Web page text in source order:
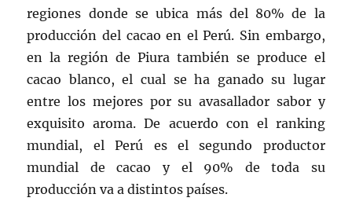
regiones donde se ubica más del 80% de la
producción del cacao en el Perú. Sin embargo,
en la región de Piura también se produce el
cacao blanco, el cual se ha ganado su lugar
entre los mejores por su avasallador sabor y
exquisito aroma. De acuerdo con el ranking
mundial, el Perú es el segundo productor
mundial de cacao y el 90% de toda su
producción va a distintos países.